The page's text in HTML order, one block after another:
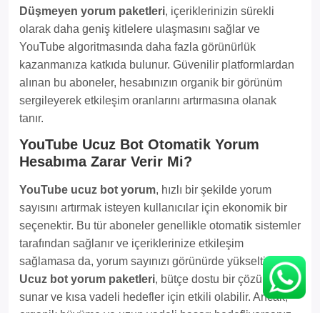
Düşmeyen yorum paketleri, içeriklerinizin sürekli
olarak daha geniş kitlelere ulaşmasını sağlar ve
YouTube algoritmasında daha fazla görünürlük
kazanmanıza katkıda bulunur. Güvenilir platformlardan
alınan bu aboneler, hesabınızın organik bir görünüm
sergileyerek etkileşim oranlarını artırmasına olanak
tanır.
YouTube Ucuz Bot Otomatik Yorum
Hesabıma Zarar Verir Mi?
YouTube ucuz bot yorum, hızlı bir şekilde yorum
sayısını artırmak isteyen kullanıcılar için ekonomik bir
seçenektir. Bu tür aboneler genellikle otomatik sistemler
tarafından sağlanır ve içeriklerinize etkileşim
sağlamasa da, yorum sayınızı görünürde yükseltir.
Ucuz bot yorum paketleri, bütçe dostu bir çözüm
sunar ve kısa vadeli hedefler için etkili olabilir. Ancak,